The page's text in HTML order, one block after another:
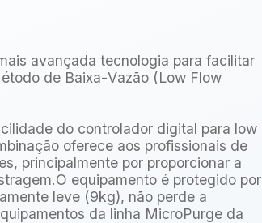
avançada tecnologia para facilitar
de Baixa-Vazão (Low Flow
do controlador digital para low
oferece aos profissionais de
principalmente por proporcionar a
equipamento é protegido por
leve (9kg), não perde a
da linha MicroPurge da